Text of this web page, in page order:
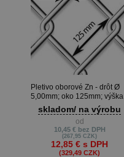
Pletivo oborové Zn - drôt Ø
5,00mm; oko 125mm; výška
160cm
skladom/ na výrobu
od
10,45 € bez DPH
(267,95 CZK)
12,85 € s DPH
(329,49 CZK)